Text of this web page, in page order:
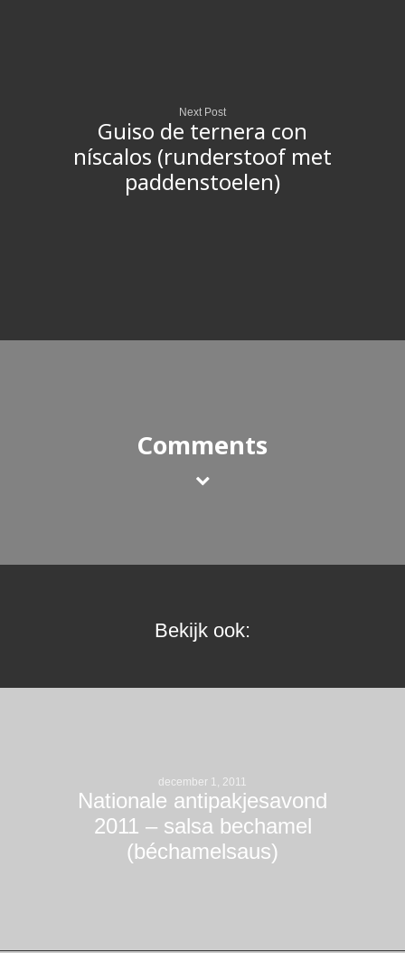
Next Post
Guiso de ternera con
níscalos (runderstoof met
paddenstoelen)
Comments
Bekijk ook:
december 1, 2011
Nationale antipakjesavond
2011 – salsa bechamel
(béchamelsaus)